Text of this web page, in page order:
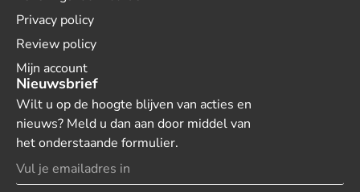
Privacy policy
Review policy
Mijn account
Nieuwsbrief
Wilt u op de hoogte blijven van acties en
nieuws? Meld u dan aan door middel van
het onderstaande formulier.